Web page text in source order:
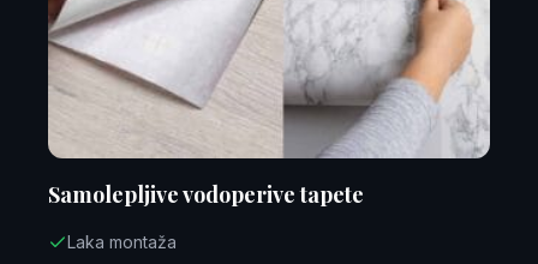
Samolepljive vodoperive tapete
Laka montaža